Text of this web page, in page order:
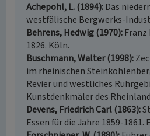
Achepohl, L. (1894) Das
westfälische Bergwerks-
Behrens, Hedwig (1970) Franz
1826. Köln.
Buschmann, Walter (1998)
im rheinischen
Revier und westliches
Kunstdenkmäler des
Devens, Friedrich Carl (1863)
Essen für die Jahre 1859-1861.